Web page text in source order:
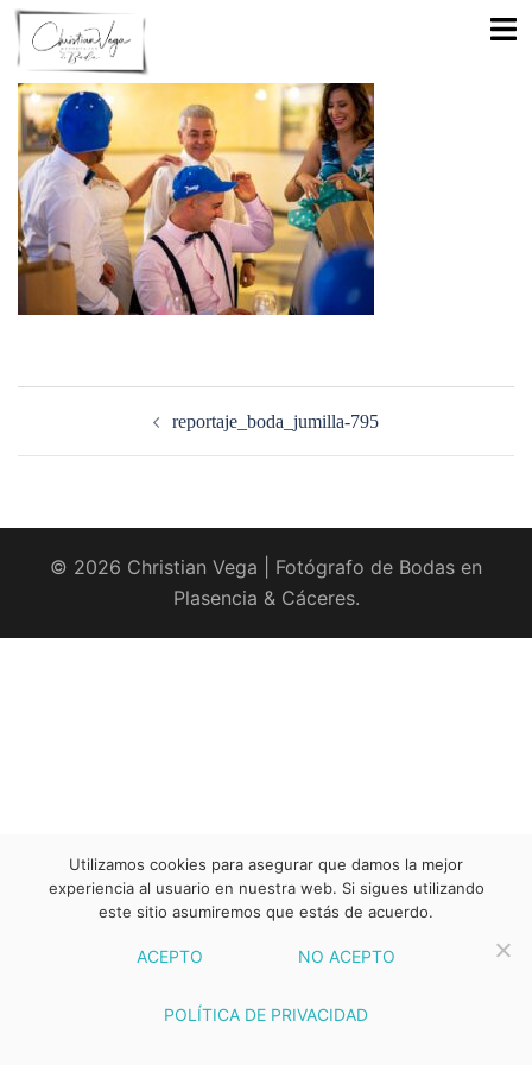
Saltar
contenido
reportaje_boda_jumilla-795
© 2026 Christian Vega | Fotógrafo de Bodas en
Plasencia & Cáceres.
Utilizamos cookies para asegurar que damos la mejor
experiencia al usuario en nuestra web. Si sigues utilizando
este sitio asumiremos que estás de acuerdo.
ACEPTO NO ACEPTO
POLÍTICA DE PRIVACIDAD